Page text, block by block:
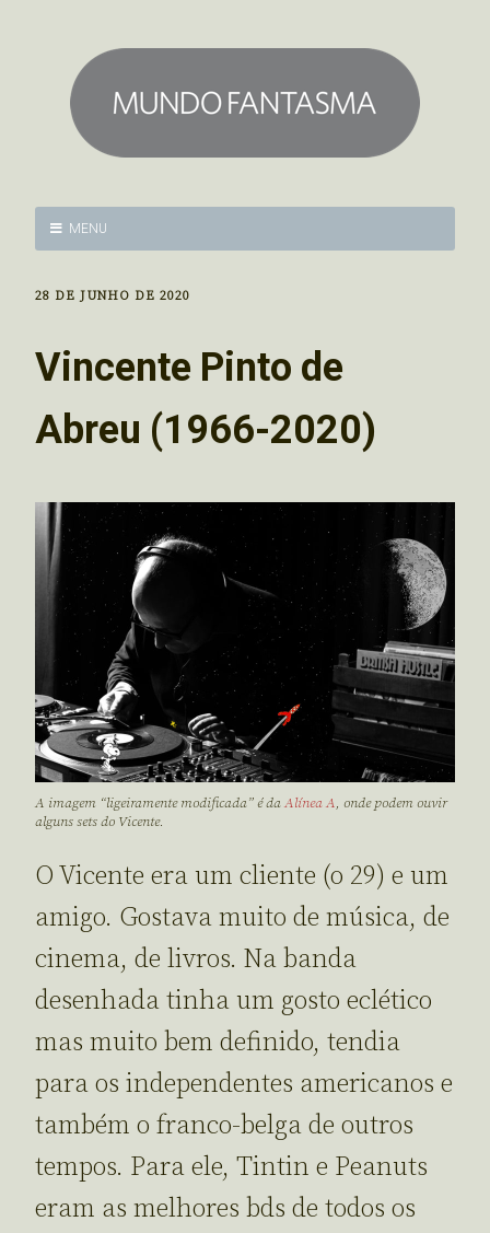
MENU
28 DE JUNHO DE 2020
Vincente Pinto de
Abreu (1966-2020)
A imagem “ligeiramente modificada” é daAlínea A, onde podem ouvir
algunssetsdo Vicente.
O Vicente era um cliente (o 29) e um
amigo. Gostava muito de música, de
cinema, de livros. Na banda
desenhada tinha um gosto eclético
mas muito bem definido, tendia
para os independentes americanos e
também o franco-belga de outros
tempos. Para ele, Tintin e Peanuts
eram as melhores bds de todos os